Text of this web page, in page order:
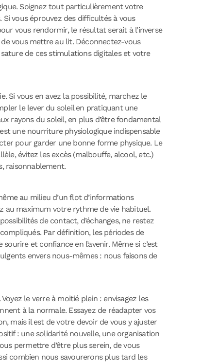
Soignez tout particulièrement votre
vous éprouvez des difficultés à vous
vous rendormir, le résultat serait à l’inverse
vous mettre au lit. Déconnectez-vous
de ces stimulations digitales et votre
Si vous en avez la possibilité, marchez le
le lever du soleil en pratiquant une
rayons du soleil, en plus d’être fondamental
une nourriture physiologique indispensable
pour garder une bonne forme physique. Le
évitez les excès (malbouffe, alcool, etc.)
raisonnablement.
au milieu d’un flot d’informations
au maximum votre rythme de vie habituel.
de contact, d’échanges, ne restez
Par définition, les périodes de
et confiance en l’avenir. Même si c’est
envers nous-mêmes : nous faisons de
le verre à moitié plein : envisagez les
à la normale. Essayez de réadapter vos
mais il est de votre devoir de vous y ajuster
: une solidarité nouvelle, une organisation
permettre d’être plus serein, de vous
combien nous savourerons plus tard les